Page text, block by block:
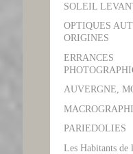
SOLEIL
OPTIQUES
ORIGINES
ERRANCES
AUVERGNE,
PARIEDOLIES
Les Habitants de